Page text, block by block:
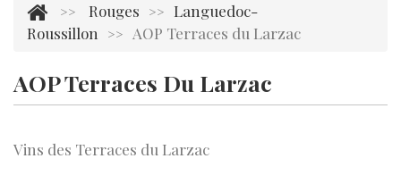
>> Rouges >> Languedoc-
Roussillon
>> AOP Terraces du Larzac
AOP Terraces Du Larzac
Vins des Terraces du Larzac